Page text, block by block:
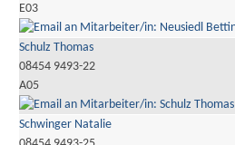
E03
Schulz Thomas
08454 9493-22
A05
Schwinger Natalie